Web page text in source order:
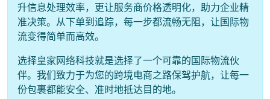
升信息处理效率，更让服务商价格透明化，助力企业精
准决策。从下单到追踪，每一步都流畅无阻，让国际物
流变得简单而高效。
选择皇家网络科技就是选择了一个可靠的国际物流伙
伴。我们致力于为您的跨境电商之路保驾护航，让每一
份包裹都能安全、准时地抵达目的地。